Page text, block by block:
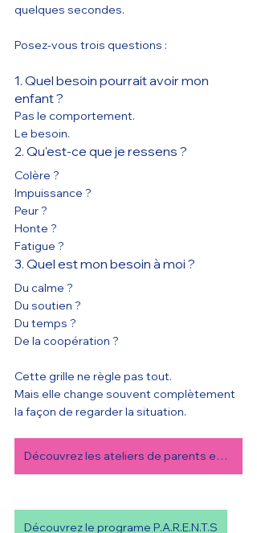
quelques secondes.
Posez-vous trois questions :
1. Quel besoin pourrait avoir mon
enfant ?
Pas le comportement.
Le besoin.
2. Qu'est-ce que je ressens ?
Colère ?
Impuissance ?
Peur ?
Honte ?
Fatigue ?
3. Quel est mon besoin à moi ?
Du calme ?
Du soutien ?
Du temps ?
De la coopération ?
Cette grille ne règle pas tout.
Mais elle change souvent complètement
la façon de regarder la situation.
Découvrez les ateliers de parents en ligne
Découvrez le programe P.A.R.E.N.T.S